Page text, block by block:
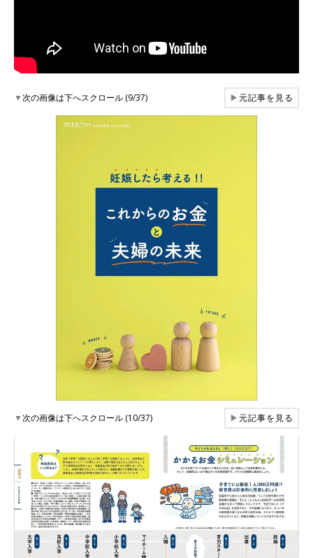
▼次の画像は下へスクロール (9/37) ▶元記事を見る
▼次の画像は下へスクロール (10/37) ▶元記事を見る